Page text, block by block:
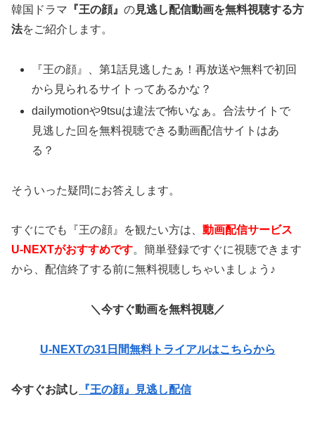
韓国ドラマ 『王の顔』 の見逃し配信動画を無料視聴する方
法をご紹介します。
『王の顔』、第1話見逃したぁ！再放送や無料で初回
から見られるサイトってあるかな？
dailymotionや9tsuは違法で怖いなぁ。合法サイトで
見逃した回を無料視聴できる動画配信サイトはあ
る？
そういった疑問にお答えします。
すぐにでも『王の顔』を観たい方は、 動画配信サービス
U-NEXTがおすすめです。簡単登録ですぐに視聴できます
から、配信終了する前に無料視聴しちゃいましょう♪
＼今すぐ動画を無料視聴／
U-NEXTの31日間無料トライアルはこちらから
今すぐお試し 『王の顔』見逃し配信